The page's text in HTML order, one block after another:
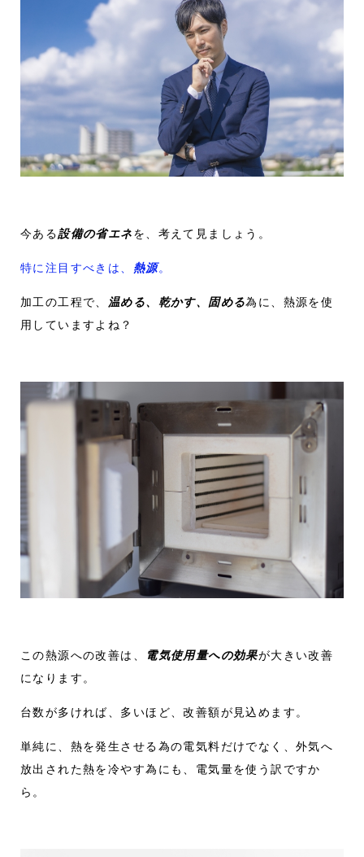
今ある設備の省エネを、考えて見ましょう。
特に注目すべきは、 熱源。
加工の工程で、 温める、乾かす、固める為に、熱源を使
用していますよね？
この熱源への改善は、 電気使用量への効果が大きい改善
になります。
台数が多ければ、多いほど、改善額が見込めます。
単純に、熱を発生させる為の電気料だけでなく、外気へ
放出された熱を冷やす為にも、電気量を使う訳ですか
ら。